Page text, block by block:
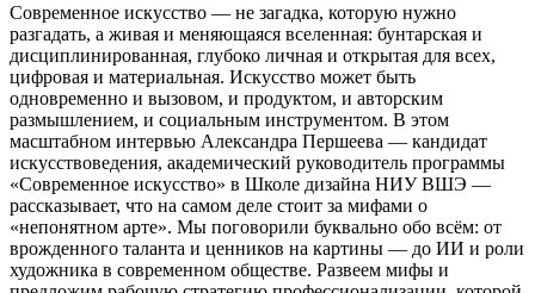
Современное искусство — не загадка, которую нужно
разгадать, а живая и меняющаяся вселенная: бунтарская и
дисциплинированная, глубоко личная и открытая для всех,
цифровая и материальная. Искусство может быть
одновременно и вызовом, и продуктом, и авторским
размышлением, и социальным инструментом. В этом
масштабном интервью Александра Першеева — кандидат
искусствоведения, академический руководитель программы
«Современное искусство» в Школе дизайна НИУ ВШЭ —
рассказывает, что на самом деле стоит за мифами о
«непонятном арте». Мы поговорили буквально обо всём: от
врожденного таланта и ценников на картины — до ИИ и роли
художника в современном обществе. Развеем мифы и